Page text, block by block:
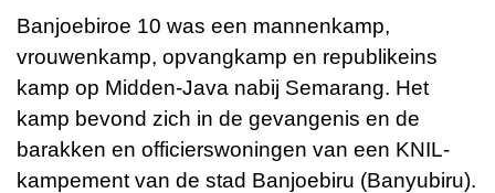
Banjoebiroe 10 was een mannenkamp,
vrouwenkamp, opvangkamp en republikeins
kamp op Midden-Java nabij Semarang. Het
kamp bevond zich in de gevangenis en de
barakken en officierswoningen van een KNIL-
kampement van de stad Banjoebiru (Banyubiru).